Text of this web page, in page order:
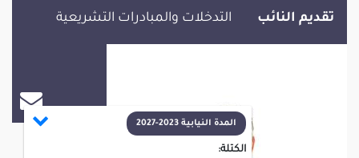
تقديم النائب التدخلات والمبادرات التشريعية
المدة النيابية 2023-2027
الكتلة: